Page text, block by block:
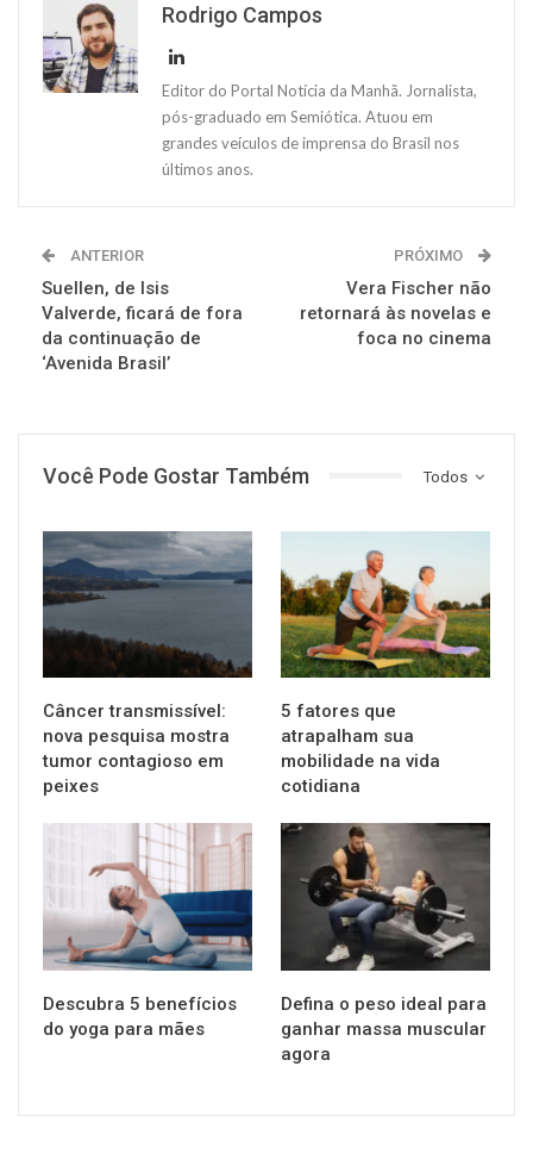
Rodrigo Campos
Editor do Portal Notícia da Manhã. Jornalista,
pós-graduado em Semiótica. Atuou em
grandes veículos de imprensa do Brasil nos
últimos anos.
ANTERIOR
Suellen, de Isis
Valverde, ficará de fora
da continuação de
‘Avenida Brasil’
PRÓXIMO
Vera Fischer não
retornará às novelas e
foca no cinema
Todos
Você Pode Gostar Também
SAÚDE
Câncer transmissível:
nova pesquisa mostra
tumor contagioso em
peixes
5 fatores que
atrapalham sua
mobilidade na vida
cotidiana
Descubra 5 benefícios
do yoga para mães
SAÚDE
Defina o peso ideal para
ganhar massa muscular
agora